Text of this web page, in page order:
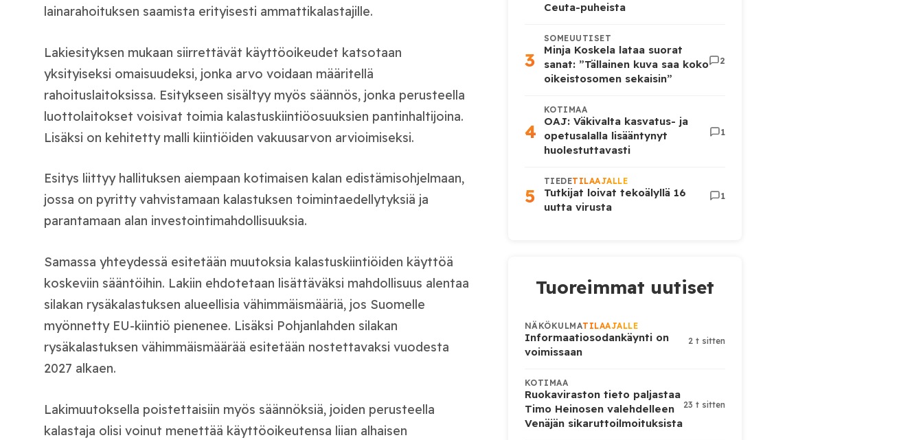
lainarahoituksen saamista erityisesti ammattikalastajille.
Lakiesityksen mukaan siirrettävät käyttöoikeudet katsotaan
yksityiseksi omaisuudeksi, jonka arvo voidaan määritellä
rahoituslaitoksissa. Esitykseen sisältyy myös säännös, jonka perusteella
luottolaitokset voisivat toimia kalastuskiintiöosuuksien pantinhaltijoina.
Lisäksi on kehitetty malli kiintiöiden vakuusarvon arvioimiseksi.
Esitys liittyy hallituksen aiempaan kotimaisen kalan edistämisohjelmaan,
jossa on pyritty vahvistamaan kalastuksen toimintaedellytyksiä ja
parantamaan alan investointimahdollisuuksia.
Samassa yhteydessä esitetään muutoksia kalastuskiintiöiden käyttöä
koskeviin sääntöihin. Lakiin ehdotetaan lisättäväksi mahdollisuus alentaa
silakan rysäkalastuksen alueellisia vähimmäismääriä, jos Suomelle
myönnetty EU-kiintiö pienenee. Lisäksi Pohjanlahden silakan
rysäkalastuksen vähimmäismäärää esitetään nostettavaksi vuodesta
2027 alkaen.
Lakimuutoksella poistettaisiin myös säännöksiä, joiden perusteella
kalastaja olisi voinut menettää käyttöoikeutensa liian alhaisen
Ceuta-puheista
3
SOMEUUTISET
Minja Koskela lataa suorat
sanat: ”Tällainen kuva saa koko
oikeistosomen sekaisin”
2
4
KOTIMAA
OAJ: Väkivalta kasvatus- ja
opetusalalla lisääntynyt
huolestuttavasti
1
5
TIEDETILAAJALLE
Tutkijat loivat tekoälyllä 16
uutta virusta
1
Tuoreimmat uutiset
NÄKÖKULMATILAAJALLE
Informaatiosodankäynti on
voimissaan
2 t sitten
KOTIMAA
Ruokaviraston tieto paljastaa
Timo Heinosen valehdelleen
Venäjän sikaruttoilmoituksista
23 t sitten